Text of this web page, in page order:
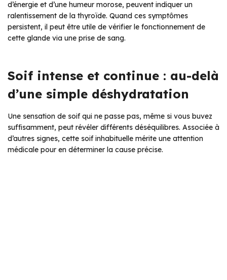
d’énergie et d’une humeur morose, peuvent indiquer un
ralentissement de la thyroïde. Quand ces symptômes
persistent, il peut être utile de vérifier le fonctionnement de
cette glande via une prise de sang.
Soif intense et continue : au-delà
d’une simple déshydratation
Une sensation de soif qui ne passe pas, même si vous buvez
suffisamment, peut révéler différents déséquilibres. Associée à
d’autres signes, cette soif inhabituelle mérite une attention
médicale pour en déterminer la cause précise.